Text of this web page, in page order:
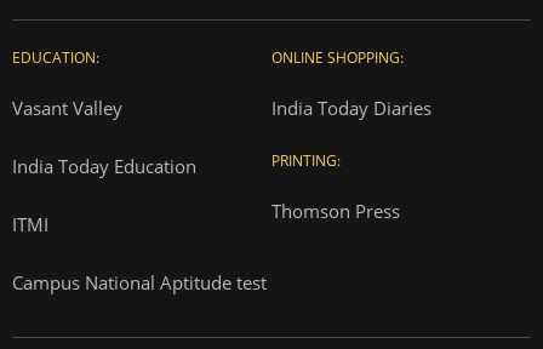
EDUCATION:
Vasant Valley
India Today Education
ITMI
Campus National Aptitude test
ONLINE SHOPPING:
India Today Diaries
PRINTING:
Thomson Press